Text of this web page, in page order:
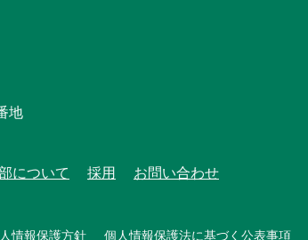
地
について 採用 お問い合わせ
情報保護方針 個人情報保護法に基づく公表事項